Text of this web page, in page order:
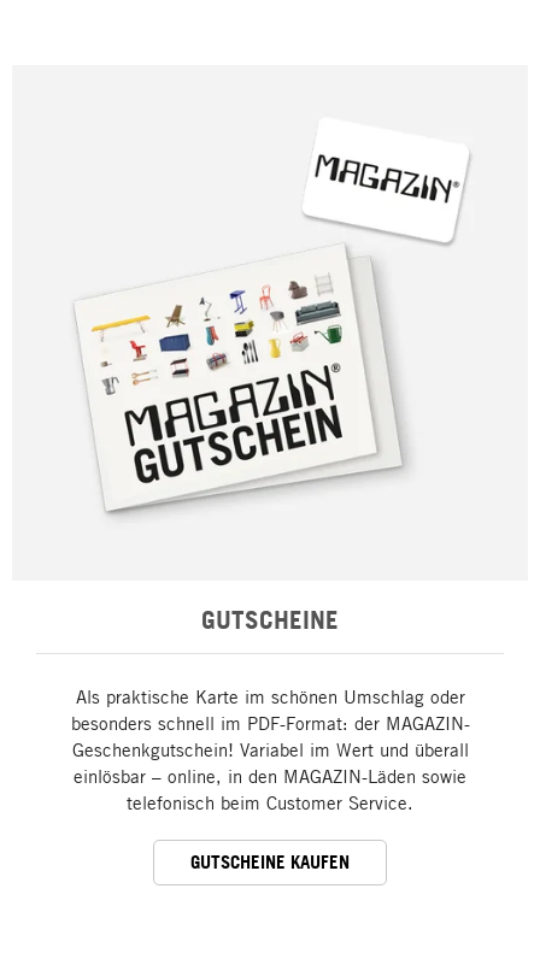
GUTSCHEINE
Als praktische Karte im schönen Umschlag oder
besonders schnell im PDF-Format: der MAGAZIN-
Geschenkgutschein! Variabel im Wert und überall
einlösbar – online, in den MAGAZIN-Läden sowie
telefonisch beim Customer Service.
GUTSCHEINE KAUFEN